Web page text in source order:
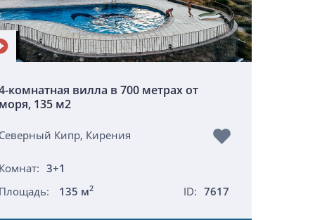
комнатная вилла в 700 метрах от
моря, 135 м2
Северный Кипр, Кирения
Комнат: 3+1
Площадь:
135 м2 ID: 7617